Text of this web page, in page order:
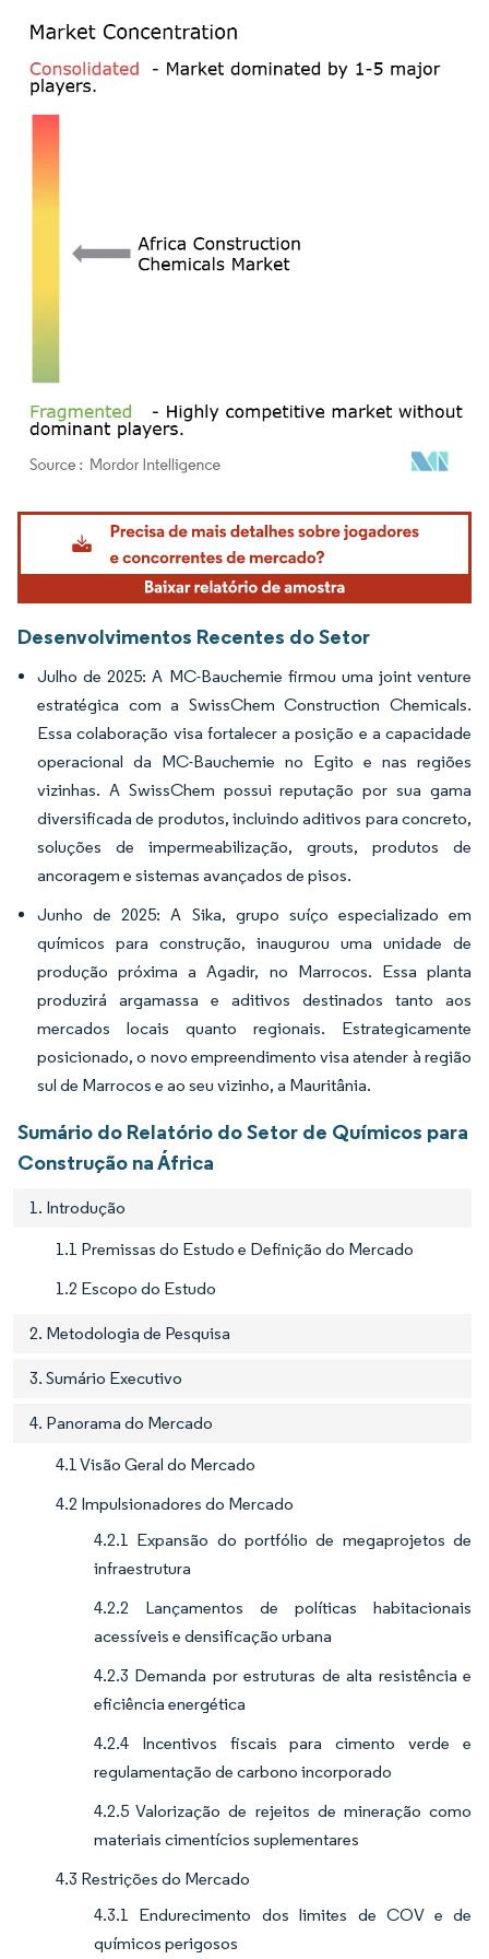
Imagem © Mordor Intelligence. O reuso requer atribuição conforme CC BY 4.0.
Desenvolvimentos Recentes do Setor
Julho de 2025: A MC-Bauchemie firmou uma joint venture
estratégica com a SwissChem Construction Chemicals.
Essa colaboração visa fortalecer a posição e a capacidade
operacional da MC-Bauchemie no Egito e nas regiões
vizinhas. A SwissChem possui reputação por sua gama
diversificada de produtos, incluindo aditivos para concreto,
soluções de impermeabilização, grouts, produtos de
ancoragem e sistemas avançados de pisos.
Junho de 2025: A Sika, grupo suíço especializado em
químicos para construção, inaugurou uma unidade de
produção próxima a Agadir, no Marrocos. Essa planta
produzirá argamassa e aditivos destinados tanto aos
mercados locais quanto regionais. Estrategicamente
posicionado, o novo empreendimento visa atender à região
sul de Marrocos e ao seu vizinho, a Mauritânia.
Sumário do Relatório do Setor de Químicos para
Construção na África
1. Introdução
1.1 Premissas do Estudo e Definição do Mercado
1.2 Escopo do Estudo
2. Metodologia de Pesquisa
3. Sumário Executivo
4. Panorama do Mercado
4.1 Visão Geral do Mercado
4.2 Impulsionadores do Mercado
4.2.1 Expansão do portfólio de megaprojetos de
infraestrutura
4.2.2 Lançamentos de políticas habitacionais
acessíveis e densificação urbana
4.2.3 Demanda por estruturas de alta resistência e
eficiência energética
4.2.4 Incentivos fiscais para cimento verde e
regulamentação de carbono incorporado
4.2.5 Valorização de rejeitos de mineração como
materiais cimentícios suplementares
4.3 Restrições do Mercado
4.3.1 Endurecimento dos limites de COV e de
químicos perigosos